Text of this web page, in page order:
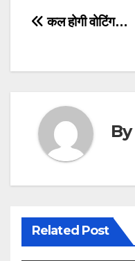
Post
कल होगी वोटिंग…
By
Related Post